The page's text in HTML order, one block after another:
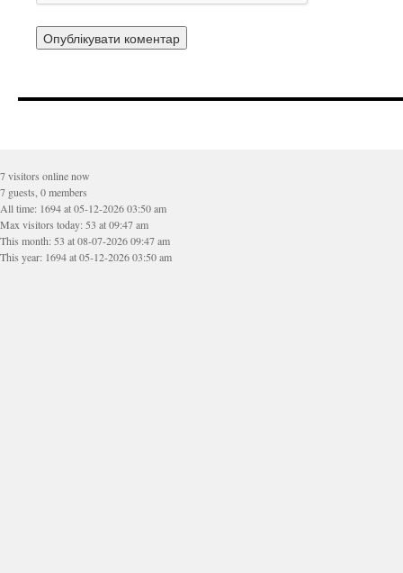
7 visitors online now
7 guests, 0 members
All time: 1694 at 05-12-2026 03:50 am
Max visitors today: 53 at 09:47 am
This month: 53 at 08-07-2026 09:47 am
This year: 1694 at 05-12-2026 03:50 am